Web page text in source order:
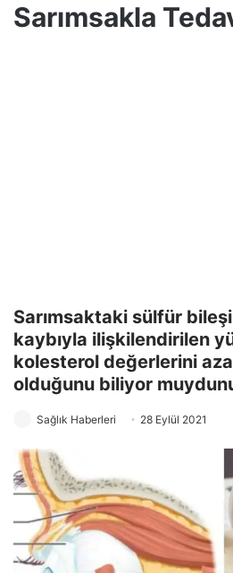
Sarımsakla
Sarımsaktaki sülfür
kaybıyla ilişkilendirilen
kolesterol değerlerini
olduğunu biliyor
Sağlık Haberleri 28 Eylül 2021